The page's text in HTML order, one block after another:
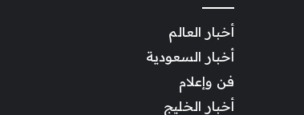
أخبار العالم
أخبار السعودية
فن وإعلام
أخبار الخليج